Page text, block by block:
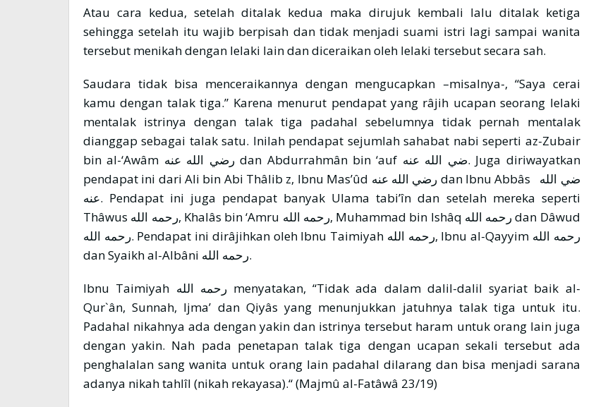
Atau cara kedua, setelah ditalak kedua maka dirujuk kembali lalu ditalak ketiga
sehingga setelah itu wajib berpisah dan tidak menjadi suami istri lagi sampai wanita
tersebut menikah dengan lelaki lain dan diceraikan oleh lelaki tersebut secara sah.
Saudara tidak bisa menceraikannya dengan mengucapkan –misalnya-, “Saya cerai
kamu dengan talak tiga.” Karena menurut pendapat yang râjih ucapan seorang lelaki
mentalak istrinya dengan talak tiga padahal sebelumnya tidak pernah mentalak
dianggap sebagai talak satu. Inilah pendapat sejumlah sahabat nabi seperti az-Zubair
bin al-‘Awâm رضي الله عنه dan Abdurrahmân bin ‘auf ضي الله عنه. Juga diriwayatkan
pendapat ini dari Ali bin Abi Thâlib z, Ibnu Mas’ûd رضي الله عنه dan Ibnu Abbâs ضي الله
عنه. Pendapat ini juga pendapat banyak Ulama tabi’în dan setelah mereka seperti
Thâwus رحمه الله, Khalâs bin ‘Amru رحمه الله, Muhammad bin Ishâq رحمه الله dan Dâwud
رحمه الله. Pendapat ini dirâjihkan oleh Ibnu Taimiyah رحمه الله, Ibnu al-Qayyim رحمه الله
dan Syaikh al-Albâni رحمه الله.
Ibnu Taimiyah رحمه الله menyatakan, “Tidak ada dalam dalil-dalil syariat baik al-
Qur`ân, Sunnah, Ijma’ dan Qiyâs yang menunjukkan jatuhnya talak tiga untuk itu.
Padahal nikahnya ada dengan yakin dan istrinya tersebut haram untuk orang lain juga
dengan yakin. Nah pada penetapan talak tiga dengan ucapan sekali tersebut ada
penghalalan sang wanita untuk orang lain padahal dilarang dan bisa menjadi sarana
adanya nikah tahlîl (nikah rekayasa).“ (Majmû al-Fatâwâ 23/19)